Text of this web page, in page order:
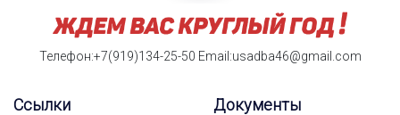
Телефон:+7(919)134-25-50 Email:usadba46@gmail.com
Ссылки Документы